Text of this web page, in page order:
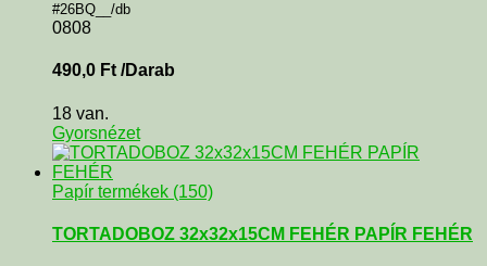
#26BQ__/db
0808
490,0 Ft /Darab
18 van.
Gyorsnézet
Papír termékek (150)
TORTADOBOZ 32x32x15CM FEHÉR PAPÍR FEHÉR